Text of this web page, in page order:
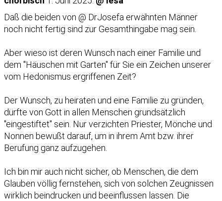
Daß die beiden von @ DrJosefa erwähnten Männer
noch nicht fertig sind zur Gesamthingabe mag sein.
Aber wieso ist deren Wunsch nach einer Familie und
dem "Häuschen mit Garten" für Sie ein Zeichen unserer
vom Hedonismus ergriffenen Zeit?
Der Wunsch, zu heiraten und eine Familie zu gründen,
dürfte von Gott in allen Menschen grundsätzlich
"eingestiftet" sein. Nur verzichten Priester, Mönche und
Nonnen bewußt darauf, um in ihrem Amt bzw. ihrer
Berufung ganz aufzugehen.
Ich bin mir auch nicht sicher, ob Menschen, die dem
Glauben völlig fernstehen, sich von solchen Zeugnissen
wirklich beindrucken und beeinflussen lassen. Die